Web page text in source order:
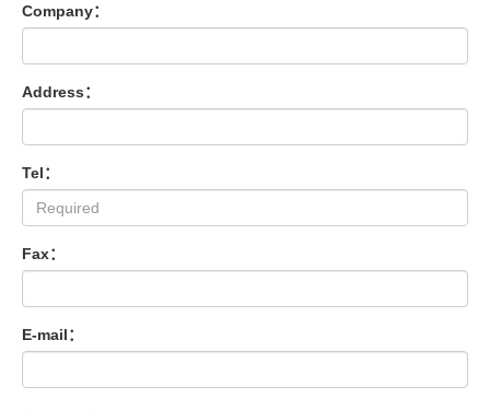
Company：
Address：
Tel：
Fax：
E-mail：